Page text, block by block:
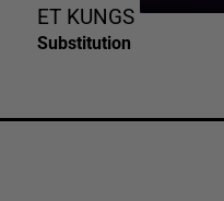
ET KUNGS
Substitution